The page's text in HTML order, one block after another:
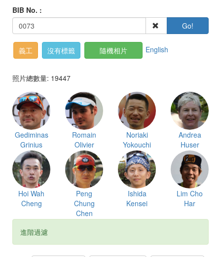
BIB No. :
Go!
義工 沒有標籤 隨機相片 English
照片總數量: 19447
Gediminas
Grinius
Romain
Olivier
Noriaki
Yokouchi
Andrea
Huser
Hoi Wah
Cheng
Peng
Chung
Chen
Ishida
Kensei
Lim Cho
Har
進階過濾